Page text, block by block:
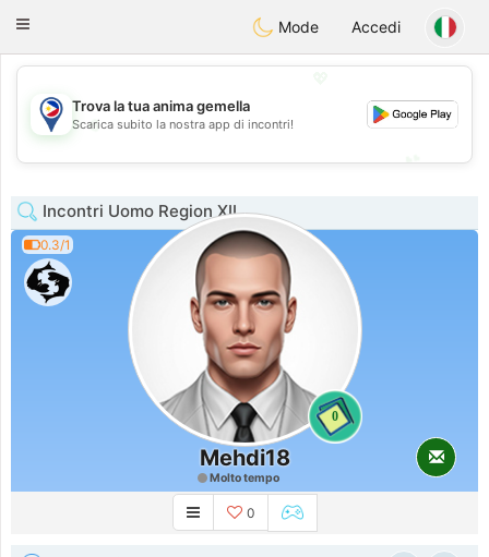
PhilippinesChat
Toggle
Mode Accedi
💖
Trova la tua anima gemella
Scarica subito la nostra app di incontri!
Incontri Uomo Region XII
0.3/1
0
Mehdi18
Molto tempo
0